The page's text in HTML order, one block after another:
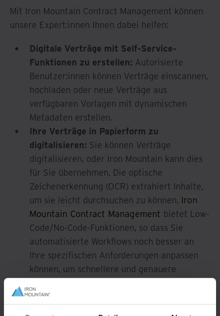
Mit Iron Mountain Contract Management können
unsere Expert:innen Ihnen dabei helfen:
Digitale Verträge mit Self-Service-
Funktionen zu erstellen: Autorisierte
Benutzer:innen können Verträge einscannen,
hochladen oder neue Verträge aus
verfügbaren Vorlagen mit dynamischen
Metadaten erstellen.
Ihre Verträge in Papierform zu
digitalisieren: Sie können Verträge
digitalisieren, oder Iron Mountain kann dies
für Sie übernehmen. Die optische
Zeichenerkennung (OCR) extrahiert Inhalte,
um sie leicht durchsuchen zu können. Iron
Mountain Contract Management bietet Low-
Code/No-Code-Funktionen, so dass Sie
automatisierte Workflows noch besser an
Ihre spezifischen Anforderungen anpassen
können, um schnellere und genauere
Daten plattformübergreifend zu